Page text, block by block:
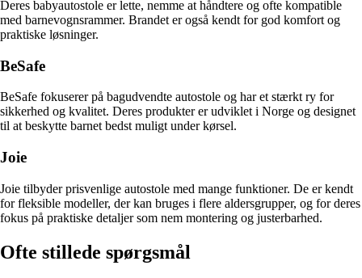
Deres babyautostole er lette, nemme at håndtere og ofte kompatible
med barnevognsrammer. Brandet er også kendt for god komfort og
praktiske løsninger.
BeSafe
BeSafe fokuserer på bagudvendte autostole og har et stærkt ry for
sikkerhed og kvalitet. Deres produkter er udviklet i Norge og designet
til at beskytte barnet bedst muligt under kørsel.
Joie
Joie tilbyder prisvenlige autostole med mange funktioner. De er kendt
for fleksible modeller, der kan bruges i flere aldersgrupper, og for deres
fokus på praktiske detaljer som nem montering og justerbarhed.
Ofte stillede spørgsmål